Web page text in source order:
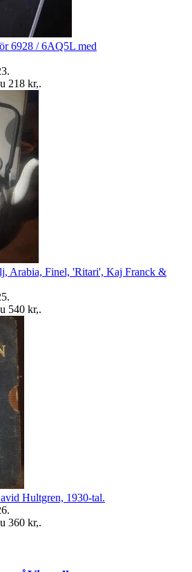
6928 / 6AQ5L med
.
218 kr,.
Arabia, Finel, 'Ritari', Kaj Franck &
.
540 kr,.
Hultgren, 1930-tal.
.
360 kr,.